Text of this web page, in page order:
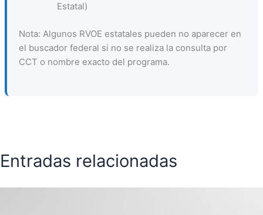
Estatal)
Nota: Algunos RVOE estatales pueden no aparecer en
el buscador federal si no se realiza la consulta por
CCT o nombre exacto del programa.
Entradas relacionadas